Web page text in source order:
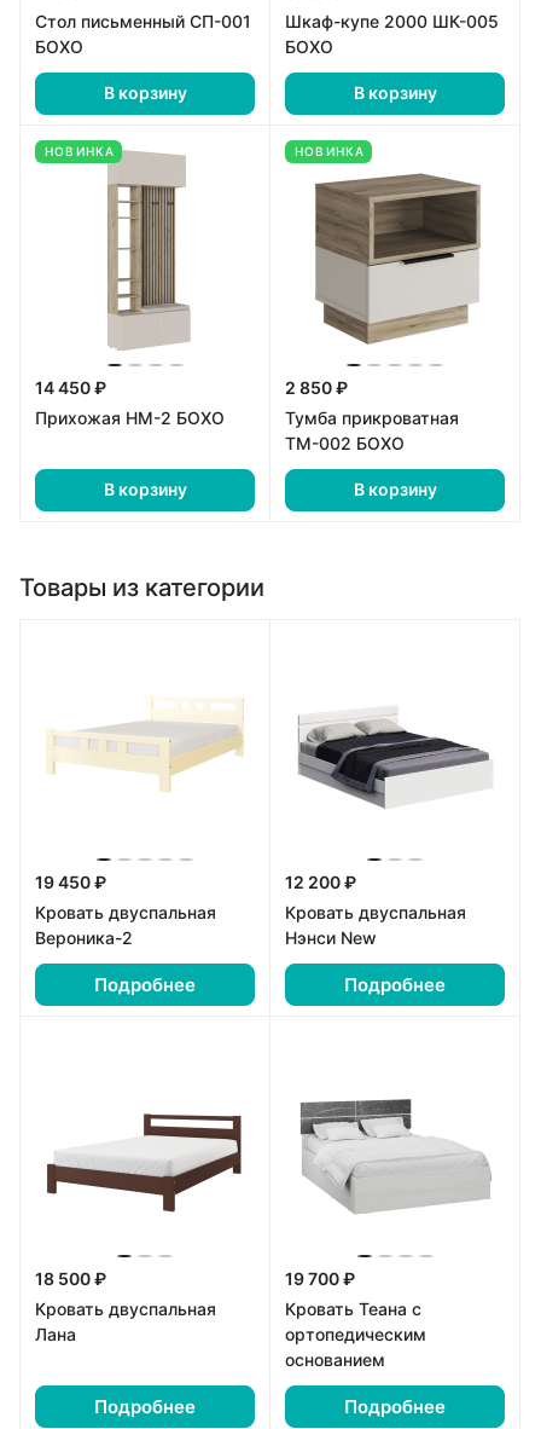
Стол письменный СП-001
БОХО
В корзину
Шкаф-купе 2000 ШК-005
БОХО
В корзину
НОВИНКА
14 450 ₽
Прихожая НМ-2 БОХО
В корзину
НОВИНКА
2 850 ₽
Тумба прикроватная
ТМ-002 БОХО
В корзину
Товары из категории
19 450 ₽
Кровать двуспальная
Вероника-2
Подробнее
12 200 ₽
Кровать двуспальная
Нэнси New
Подробнее
18 500 ₽
Кровать двуспальная
Лана
Подробнее
19 700 ₽
Кровать Теана с
ортопедическим
основанием
Подробнее